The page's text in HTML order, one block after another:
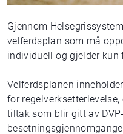
Gjennom
velferdsplan som må
individuell og gjelder kun
Velferdsplanen
for
tiltak som blir gitt av